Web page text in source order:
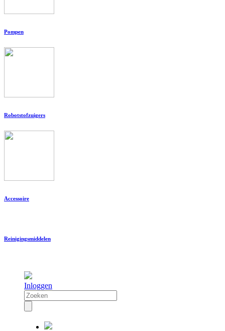
Pompen
Robotstofzuigers
Accessoire
Reinigingsmiddelen
Inloggen